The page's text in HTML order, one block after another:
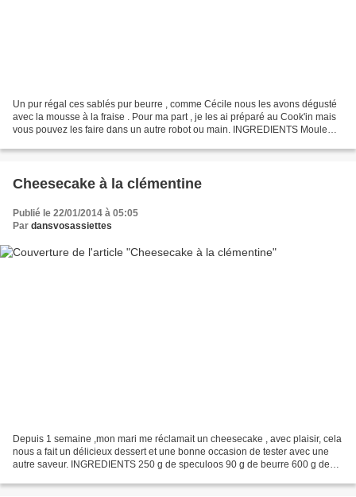
Un pur régal ces sablés pur beurre , comme Cécile nous les avons dégusté
avec la mousse à la fraise . Pour ma part , je les ai préparé au Cook'in mais
vous pouvez les faire dans un autre robot ou main. INGREDIENTS Moule
Cheesecake à la clémentine
Publié le 22/01/2014 à 05:05
Par dansvosassiettes
Depuis 1 semaine ,mon mari me réclamait un cheesecake , avec plaisir, cela
nous a fait un délicieux dessert et une bonne occasion de tester avec une
autre saveur. INGREDIENTS 250 g de speculoos 90 g de beurre 600 g de